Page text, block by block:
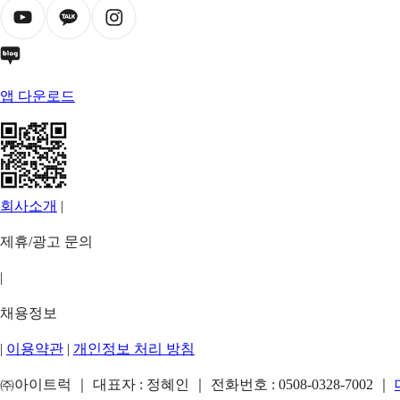
앱 다운로드
회사소개 |
제휴/광고 문의
|
채용정보
| 이용약관 | 개인정보 처리 방침
㈜아이트럭 ｜ 대표자 : 정혜인 ｜ 전화번호 : 0508-0328-7002